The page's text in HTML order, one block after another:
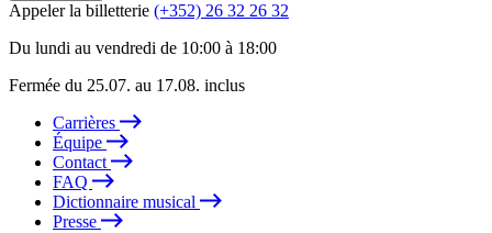
Appeler la billetterie (+352) 26 32 26 32
Du lundi au vendredi de 10:00 à 18:00
Fermée du 25.07. au 17.08. inclus
Carrières
Équipe
Contact
FAQ
Dictionnaire musical
Presse